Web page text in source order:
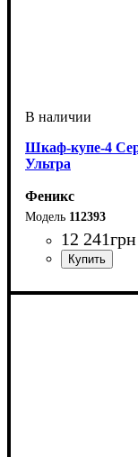
Шкаф-купе-4
Ультра
Феникс
112393
12 241грн